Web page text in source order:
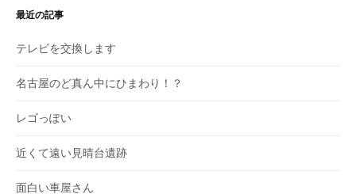
最近の記事
テレビを交換します
名古屋のど真ん中にひまわり！？
レゴっぽい
近くて遠い見晴台遺跡
面白い車屋さん